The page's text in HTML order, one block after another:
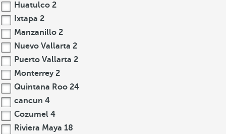
Huatulco 2
Ixtapa 2
Manzanillo 2
Nuevo Vallarta 2
Puerto Vallarta 2
Monterrey 2
Quintana Roo 24
cancun 4
Cozumel 4
Riviera Maya 18